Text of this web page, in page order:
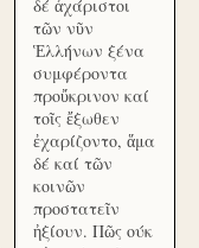
δέ ἀχάριστοι
τῶν νῦν
Ἑλλήνων ξένα
συμφέροντα
προὔκρινον καί
τοῖς ἔξωθεν
ἐχαρίζοντο, ἅμα
δέ καί τῶν
κοινῶν
προστατεῖν
ἠξίουν. Πῶς ούκ